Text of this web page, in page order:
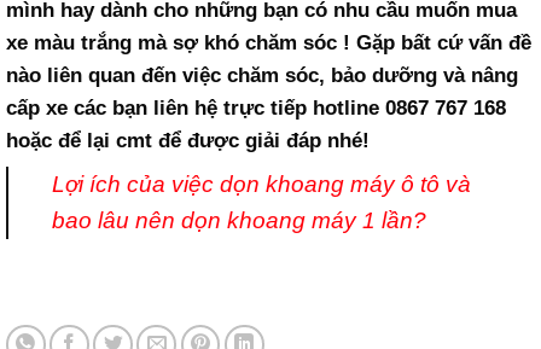
mình hay dành cho những bạn có nhu cầu muốn mua
xe màu trắng mà sợ khó chăm sóc ! Gặp bất cứ vấn đề
nào liên quan đến việc chăm sóc, bảo dưỡng và nâng
cấp xe các bạn liên hệ trực tiếp hotline 0867 767 168
hoặc để lại cmt để được giải đáp nhé!
Lợi ích của việc dọn khoang máy ô tô và
bao lâu nên dọn khoang máy 1 lần?